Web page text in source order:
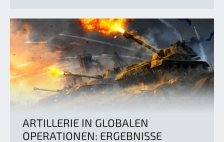
ARTILLERIE IN GLOBALEN
OPERATIONEN: ERGEBNISSE